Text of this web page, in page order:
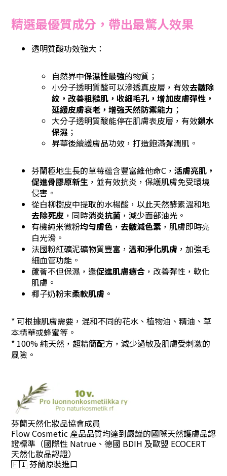
精選最優質成分，帶出最驚人效果
透明質酸功效強大：
自然界中保濕性最強的物質；
小分子透明質酸可以滲透真皮層，有效去皺除
紋，改善粗糙肌，收細毛孔，增加皮膚彈性，
延緩皮膚衰老，增強天然防禦能力 ；
大分子透明質酸能停在肌膚表皮層，有效鎖水
保濕 ；
昇華後續護膚品功效，打造飽滿彈潤肌。
芬蘭極地生長的草莓蘊含豐富維他命C， 活膚亮肌，
促進骨膠原新生 ，並有效抗炎，保護肌膚免受環境
侵害。
從白柳樹皮中提取的水楊酸，以此天然酵素溫和地
去除死皮 ，同時消炎抗菌 ，減少面部油光。
有機純米微粉均勻膚色 ， 去皺減色素 ，肌膚即時亮
白光滑。
法國粉紅礦泥礦物質豐富， 溫和淨化肌膚 ，加強毛
細血管功能。
蘆薈不但保濕，還促進肌膚癒合 ，改善彈性，軟化
肌膚。
椰子奶粉末柔軟肌膚 。
* 可根據肌膚需要，混和不同的花水、植物油、精油、草
本精華或蜂蜜等。
* 100% 純天然，超精簡配方，減少過敏及肌膚受刺激的
風險。
芬蘭天然化妝品協會成員
Flow Cosmetic 產品品質均達到嚴謹的國際天然護膚品認
證標準（國際性 Natrue、德國 BDIH 及歐盟 ECOCERT
天然化妝品認證）
🇫🇮芬蘭原裝進口